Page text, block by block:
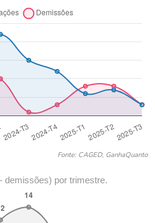
Fonte: CAGED, GanhaQuanto
demissões) por trimestre.